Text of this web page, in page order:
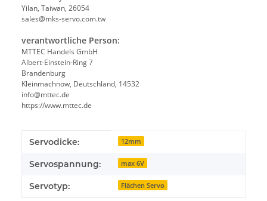
Yilan, Taiwan, 26054
sales@mks-servo.com.tw
verantwortliche Person:
MTTEC Handels GmbH
Albert-Einstein-Ring 7
Brandenburg
Kleinmachnow, Deutschland, 14532
info@mttec.de
https://www.mttec.de
Produkteigenschaft
Wert
Servodicke: 12mm
Servospannung: max 6V
Servotyp: Flächen Servo